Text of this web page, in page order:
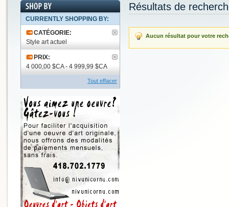
Résultats de
Aucun résultat pour votre
CURRENTLY SHOPPING BY:
CATÉGORIE:
Style art actuel
PRIX:
4 000,00 $CA - 4 999,99 $CA
Tout effacer